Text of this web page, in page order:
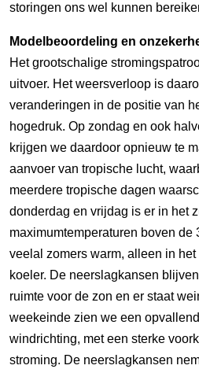
storingen ons wel kunnen
Modelbeoordeling en
Het grootschalige
uitvoer. Het weersverloop is
veranderingen in de positie van
hogedruk. Op zondag en ook
krijgen we daardoor opnieuw te
aanvoer van tropische lucht,
meerdere tropische dagen
donderdag en vrijdag is er in het
maximumtemperaturen boven de
veelal zomers warm, alleen in
koeler. De neerslagkansen
ruimte voor de zon en er staat
weekeinde zien we een
windrichting, met een sterke
stroming. De neerslagkansen